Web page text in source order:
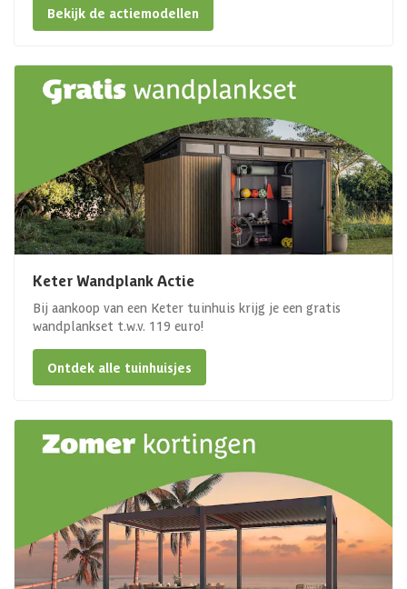
Bekijk de actiemodellen
Keter Wandplank Actie
Bij aankoop van een Keter tuinhuis krijg je een gratis
wandplankset t.w.v. 119 euro!
Ontdek alle tuinhuisjes